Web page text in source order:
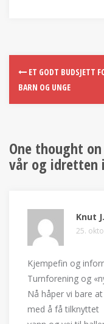
ET GODT BUDSJETT
BARN OG UNGE
One thought
vår og
Knut
25.
Kjempefin og
Turnforening og
Nå håper vi bare
med å få tilknyttet